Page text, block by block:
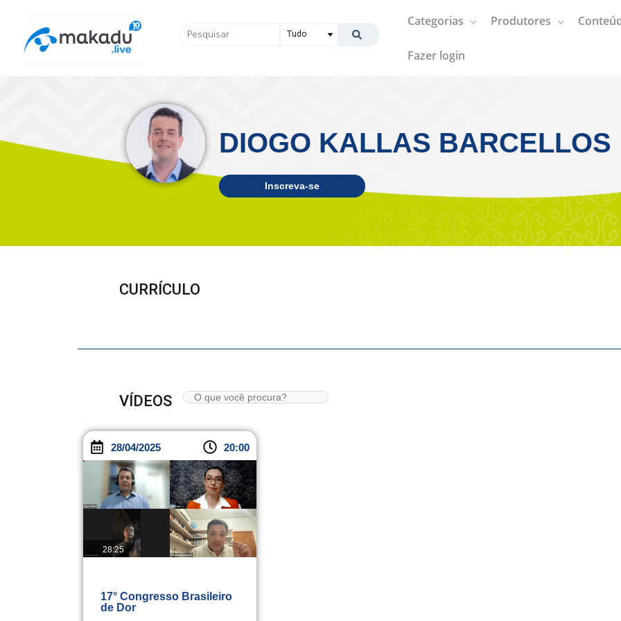
Pesquisar
Categorias Produtores
Fazer login
DIOGO KALLAS BARCELLOS
Inscreva-se
CURRÍCULO
VÍDEOS
28/04/2025 20:00
28:25
17° Congresso Brasileiro
de Dor